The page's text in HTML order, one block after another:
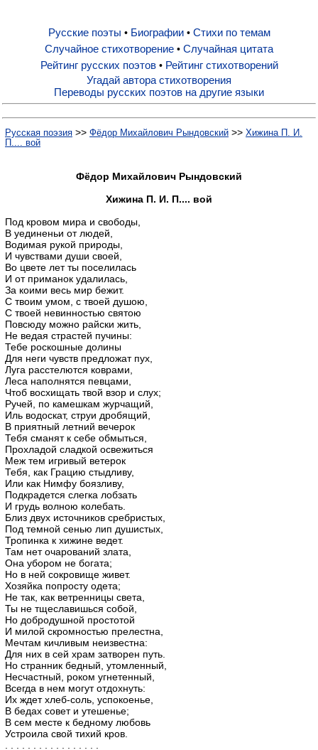
Русские поэты
Биографии
Стихи по темам
Случайная цитата
Рейтинг русских поэтов
Рейтинг стихотворений
Русские поэты • Биографии• Стихи по темам
Случайное стихотворение • Случайная цитата
Рейтинг русских поэтов• Рейтинг стихотворений
Угадай автора стихотворения
Переводы русских поэтов на другие языки
Русская поэзия >> Фёдор Михайлович Рындовский >> Хижина П. И.
П.... вой
Фёдор Михайлович Рындовский
Хижина П. И. П.... вой
Под кровом мира и свободы,
В уединеньи от людей,
Водимая рукой природы,
И чувствами души своей,
Во цвете лет ты поселилась
И от приманок удалилась,
За коими весь мир бежит.
С твоим умом, с твоей душою,
С твоей невинностью святою
Повсюду можно райски жить,
Не ведая страстей пучины:
Тебе роскошные долины
Для неги чувств предложат пух,
Луга расстелются коврами,
Леса наполнятся певцами,
Чтоб восхищать твой взор и слух;
Ручей, по камешкам журчащий,
Иль водоскат, струи дробящий,
В приятный летний вечерок
Тебя сманят к себе обмыться,
Прохладой сладкой освежиться
Меж тем игривый ветерок
Тебя, как Грацию стыдливу,
Или как Нимфу боязливу,
Подкрадется слегка лобзать
И грудь волною колебать.
Близ двух источников сребристых,
Под темной сенью лип душистых,
Тропинка к хижине ведет.
Там нет очарований злата,
Она убором не богата;
Но в ней сокровище живет.
Хозяйка попросту одета;
Не так, как ветренницы света,
Ты не тщеславишься собой,
Но добродушной простотой
И милой скромностью прелестна,
Мечтам кичливым неизвестна:
Для них в сей храм затворен путь.
Но странник бедный, утомленный,
Несчастный, роком угнетенный,
Всегда в нем могут отдохнуть:
Их ждет хлеб-соль, успокоенье,
В бедах совет и утешенье;
В сем месте к бедному любовь
Устроила свой тихий кров.